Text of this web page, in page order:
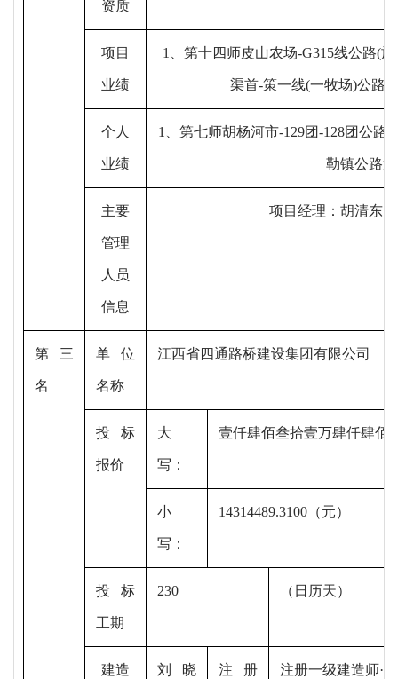
资质
项目
业绩
1、 第十四师皮山农场-G315线公路(
渠首-策一线(一牧场)公路
个人
业绩
1、 第七师胡杨河市-129团-128团公路
勒镇公路
主要
管理
人员
信息
项目经理： 胡清东
第三
名
单位
名称
江西省四通路桥建设集团有限公司
投标
报价
大
写：
壹仟肆佰叁拾壹万肆仟肆佰
小
写：
14314489.3100（元）
投标
工期
230 （日历天）
建造 刘晓 注册 注册一级建造师·